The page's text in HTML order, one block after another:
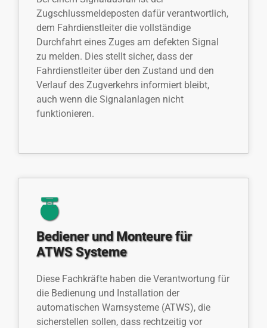
Zugschlussmeldeposten dafür verantwortlich,
dem Fahrdienstleiter die vollständige
Durchfahrt eines Zuges am defekten Signal
zu melden. Dies stellt sicher, dass der
Fahrdienstleiter über den Zustand und den
Verlauf des Zugverkehrs informiert bleibt,
auch wenn die Signalanlagen nicht
funktionieren.
Bediener und Monteure für
ATWS Systeme
Diese Fachkräfte haben die Verantwortung für
die Bedienung und Installation der
automatischen Warnsysteme (ATWS), die
sicherstellen sollen, dass rechtzeitig vor